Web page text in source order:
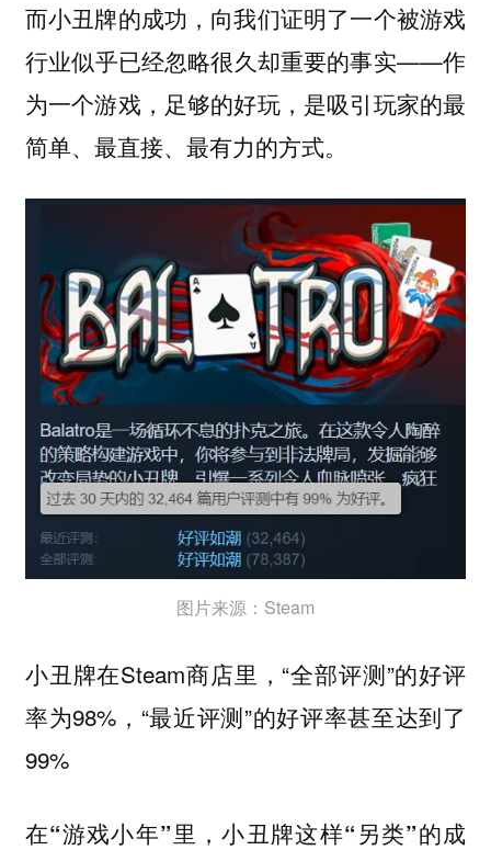
而小丑牌的成功，向我们证明了一个被游戏
行业似乎已经忽略很久却重要的事实——作
为一个游戏，足够的好玩，是吸引玩家的最
简单、最直接、最有力的方式。
图片来源：Steam
小丑牌在Steam商店里，“全部评测”的好评
率为98%，“最近评测”的好评率甚至达到了
99%
在“游戏小年”里，小丑牌这样“另类”的成